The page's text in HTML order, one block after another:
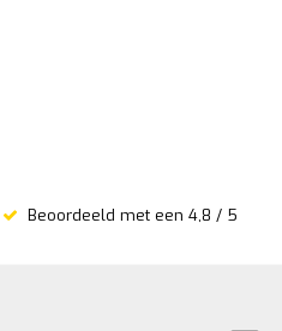
Beoordeeld met een 4,8 / 5